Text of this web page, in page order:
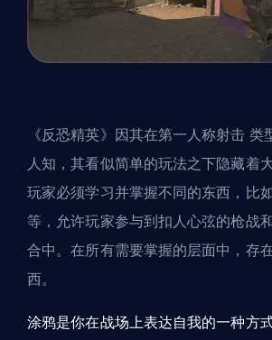
《反恐精英》因其在第一人称射击 类
人知，其看似简单的玩法之下隐藏着
玩家必须学习并掌握不同的东西，比
等，允许玩家参与到扣人心弦的枪战
合中。在所有需要掌握的层面中，存
西。
涂鸦是你在战场上表达自我的一种方